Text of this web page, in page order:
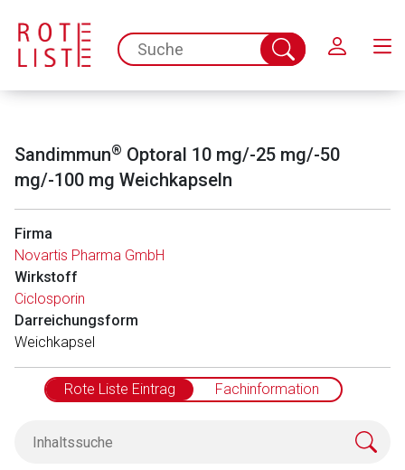
spc.search.input.placeholder
Suche
abschicken
Sandimmun® Optoral 10 mg/-25 mg/-50
mg/-100 mg Weichkapseln
Firma
Novartis Pharma GmbH
Wirkstoff
Ciclosporin
Darreichungsform
Weichkapsel
Rote Liste Eintrag Fachinformation